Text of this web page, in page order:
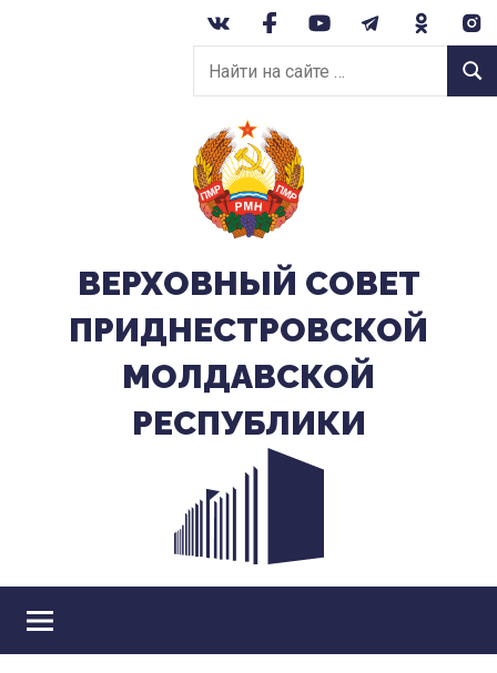
Найти
на
сайте:
ВЕРХОВНЫЙ CОВЕТ
ПРИДНЕСТРОВСКОЙ
МОЛДАВСКОЙ
РЕСПУБЛИКИ